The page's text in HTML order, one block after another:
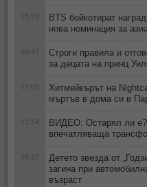
15:29
BTS бойкотират
нова номинация за
10:43
Строги правила и
за децата на принц
13:02
Хитмейкърът на
мъртъв в дома си в
12:54
ВИДЕО: Остарял ли
впечатляваща
16:12
Детето звезда от
загина при
възраст